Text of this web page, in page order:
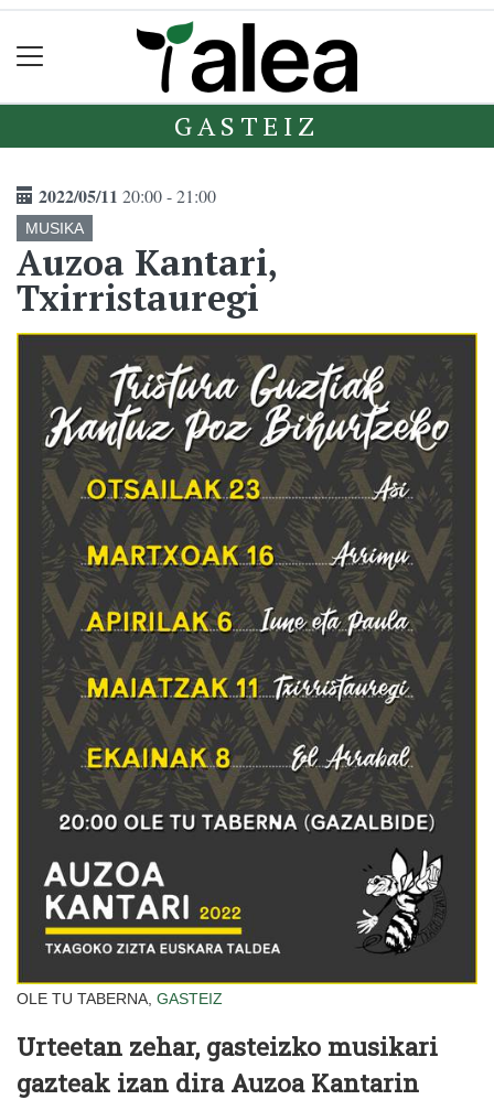
GASTEIZ
2022/05/11 20:00 - 21:00
MUSIKA
Auzoa Kantari,
Txirristauregi
OLE TU TABERNA, GASTEIZ
Urteetan zehar, gasteizko musikari
gazteak izan dira Auzoa Kantarin